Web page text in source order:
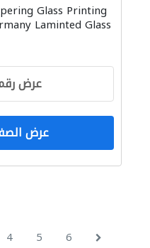
Glass Printing
Laminted Glass
عرض
عرض
4 5 6